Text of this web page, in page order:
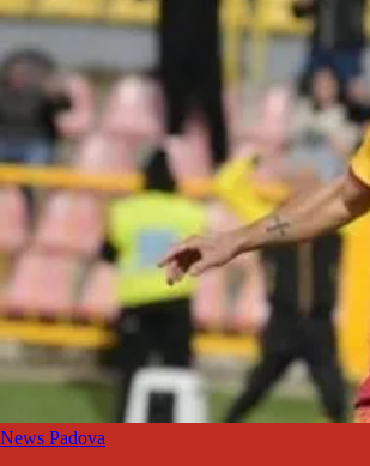
News Padova